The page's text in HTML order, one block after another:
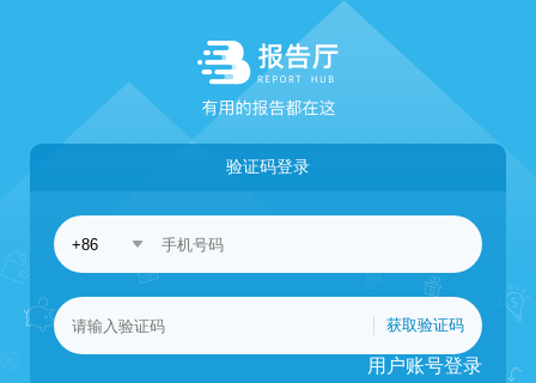
验证码登录
获取验证码
用户账号登录